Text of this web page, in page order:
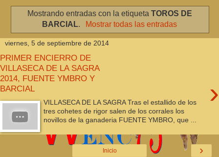
Mostrando entradas con la etiqueta TOROS DE
BARCIAL. Mostrar todas las entradas
viernes, 5 de septiembre de 2014
PRIMER ENCIERRO DE
VILLASECA DE LA SAGRA
2014, FUENTE YMBRO Y
BARCIAL
›
VILLASECA DE LA SAGRA Tras el estallido de los
tres cohetes de rigor salen de los corrales los
novillos de la ganaderia FUENTE YMBRO, que ...
›
Inicio